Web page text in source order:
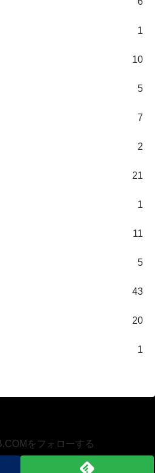
1
10
5
7
2
21
1
11
5
43
20
1
をフォローする